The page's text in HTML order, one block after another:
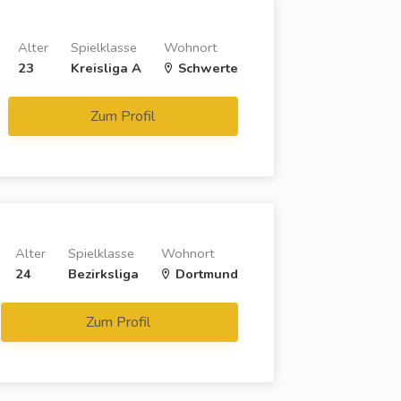
Wohnort
Schwerte
Spielklasse
Kreisliga A
Alter
23
Zum Profil
Wohnort
Dortmund
Spielklasse
Bezirksliga
Alter
24
Zum Profil